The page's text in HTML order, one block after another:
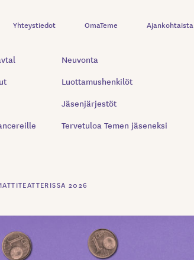
Yhteystiedot OmaTeme Ajankohtaista
Neuvonta
Luottamushenkilöt
Jäsenjärjestöt
Tervetuloa Temen jäseneksi
2026